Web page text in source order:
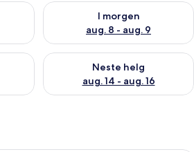
kveld, aug. 7 - aug. 8
I morgen
aug. 8 - aug. 9
Sjekk tilgjengelighet for i
helgen, aug. 7 - aug. 9
Neste helg
aug. 14 - aug. 16
Sjekk tilgjengelighet for neste